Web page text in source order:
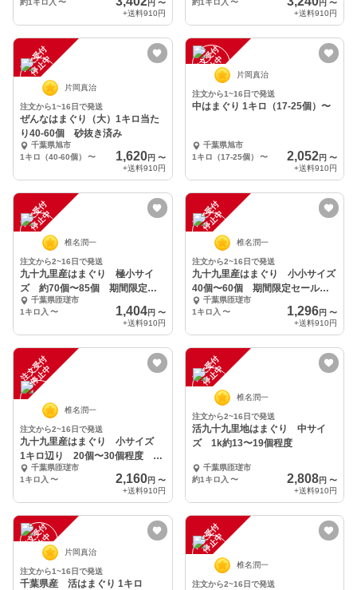
円 〜
+送料910円
円 〜
+送料910円
注
文
受
付
停
止
中
片岡真治
注文から1~16日で発送
ぜんなはまぐり（大）1キロ当た
り40-60個 砂抜き済み
千葉県旭市
1キロ（40-60個）
〜 1,620円 〜
+送料910円
注
文
受
付
停
止
中 片岡真治
注文から1~16日で発送
中はまぐり 1キロ（17-25個）〜
千葉県旭市
1キロ（17-25個）
〜 2,052円 〜
+送料910円
注
文
受
付
停
止
中
椎名潤一
注文から2~16日で発送
九十九里産はまぐり 極小サイ
ズ 約70個〜85個 期間限定セ
ール品
千葉県匝瑳市
1キロ入 〜 1,404円 〜
+送料910円
注
文
受
付
停
止
中
椎名潤一
注文から2~16日で発送
九十九里産はまぐり 小小サイズ
40個〜60個 期間限定セール
品千葉県匝瑳市
1キロ入 〜 1,296円 〜
+送料910円
注
文
受
付
停
止
中
椎名潤一
注文から2~16日で発送
九十九里産はまぐり 小サイズ
1キロ辺り 20個〜30個程度 期
間限定セール品
千葉県匝瑳市
1キロ入 〜 2,160円 〜
+送料910円
注
文
受
付
停
止
中
椎名潤一
注文から2~16日で発送
活九十九里地はまぐり 中サイ
ズ 1k約13〜19個程度
千葉県匝瑳市
約1キロ入 〜 2,808円 〜
+送料910円
注
文
受
付
停
止
中 片岡真治
注文から1~16日で発送
千葉県産 活はまぐり 1キロ
注
文
受
付
停
止
中
椎名潤一
注文から2~16日で発送